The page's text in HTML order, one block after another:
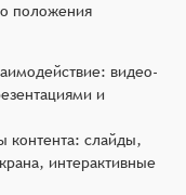
положения
видео-
и
контента: слайды,
интерактивные